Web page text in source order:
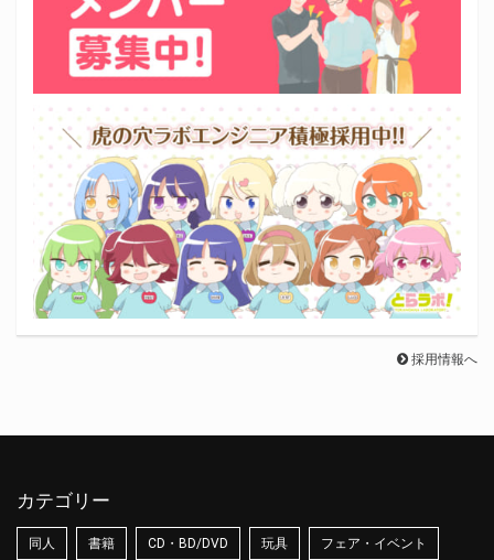
採用情報へ
カテゴリー
同人 書籍 CD・BD/DVD 玩具 フェア・イベント